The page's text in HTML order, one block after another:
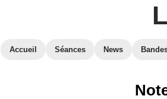
Accueil Séances News